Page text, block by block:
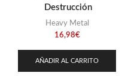
Destrucción
Heavy Metal
16,98€
AÑADIR AL CARRITO